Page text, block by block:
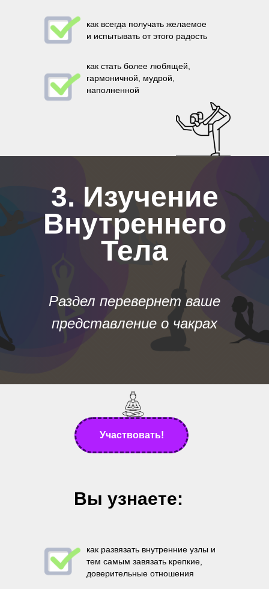
как всегда получать желаемое
и испытывать от этого радость
как стать более любящей,
гармоничной, мудрой,
наполненной
3. Изучение
Внутреннего
Тела
Раздел перевернет ваше
представление о чакрах
Участвовать!
Вы узнаете:
как развязать внутренние узлы и
тем самым завязать крепкие,
доверительные отношения